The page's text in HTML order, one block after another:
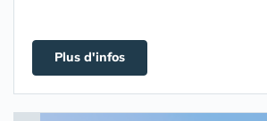
Plus d'infos